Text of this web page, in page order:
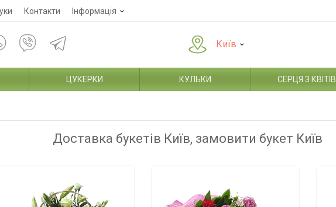
Контакти Інформація
Київ
ЦУКЕРКИ КУЛЬКИ СЕРЦЯ З КВІТІВ
Доставка букетів Київ, замовити букет Київ